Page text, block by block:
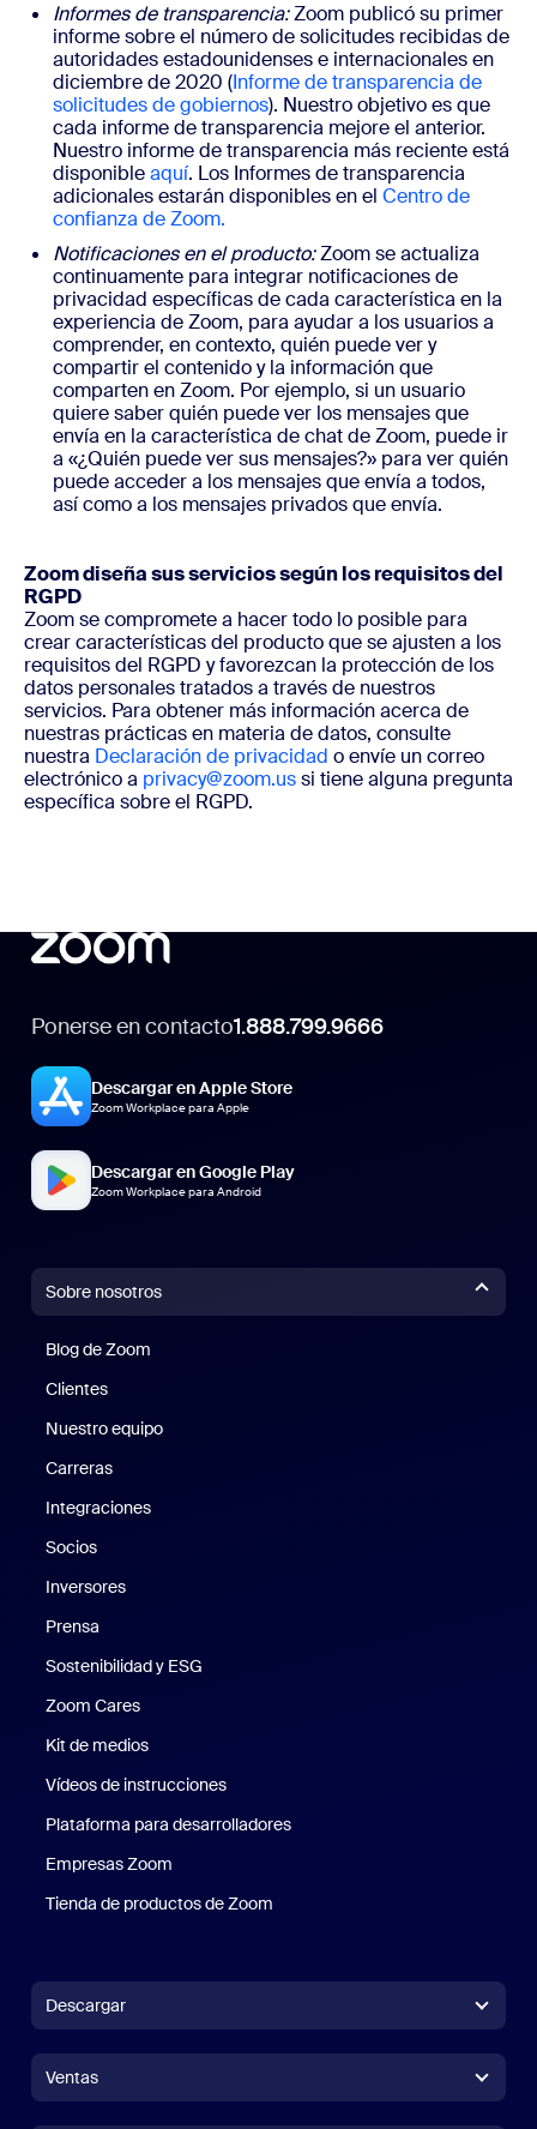
Informes de transparencia:Zoom publicó su primer
informe sobre el número de solicitudes recibidas de
autoridades estadounidenses e internacionales en
diciembre de 2020 (Informe de transparencia de
solicitudes de gobiernos). Nuestro objetivo es que
cada informe de transparencia mejore el anterior.
Nuestro informe de transparencia más reciente está
disponibleaquí. Los Informes de transparencia
adicionales estarán disponibles en el Centro de
confianza de Zoom.
Notificaciones en el producto:Zoom se actualiza
continuamente para integrar notificaciones de
privacidad específicas de cada característica en la
experiencia de Zoom, para ayudar a los usuarios a
comprender, en contexto, quién puede ver y
compartir el contenido y la información que
comparten en Zoom. Por ejemplo, si un usuario
quiere saber quién puede ver los mensajes que
envía en la característica de chat de Zoom, puede ir
a «¿Quién puede ver sus mensajes?» para ver quién
puede acceder a los mensajes que envía a todos,
así como a los mensajes privados que envía.
Zoom diseña sus servicios según los requisitos del
RGPD
Zoom se compromete a hacer todo lo posible para
crear características del producto que se ajusten a los
requisitos del RGPD y favorezcan la protección de los
datos personales tratados a través de nuestros
servicios. Para obtener más información acerca de
nuestras prácticas en materia de datos, consulte
nuestra Declaración de privacidad o envíe un correo
electrónico a privacy@zoom.ussi tiene alguna pregunta
específica sobre el RGPD.
Ponerse en contacto1.888.799.9666
Descargar en Apple Store
Zoom Workplace para Apple
Descargar en Google Play
Zoom Workplace para Android
Sobre nosotros
Blog de Zoom
Clientes
Nuestro equipo
Carreras
Integraciones
Socios
Inversores
Prensa
Sostenibilidad y ESG
Zoom Cares
Kit de medios
Vídeos de instrucciones
Plataforma para desarrolladores
Empresas Zoom
Tienda de productos de Zoom
Descargar
Aplicación Zoom RoomsAplicación Zoom Rooms
Ventas